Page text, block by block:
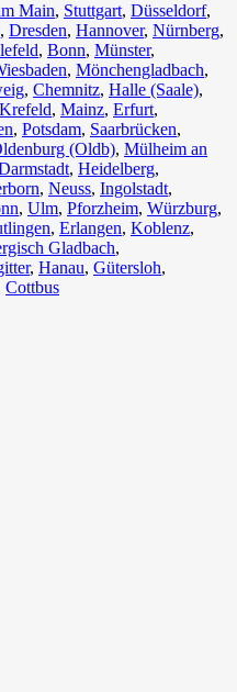
Main, Stuttgart, Düsseldorf,
, Dresden, Hannover, Nürnberg,
, Bonn⁠, Münster⁠,
, Mönchengladbach⁠,
, Chemnitz⁠, Halle (Saale)⁠,
Krefeld⁠, Mainz⁠, Erfurt,
, Potsdam, Saarbrücken⁠,
(Oldb), Mülheim an
, Heidelberg,
, Neuss, Ingolstadt,
, Ulm⁠, Pforzheim, Würzburg,
, Erlangen⁠, Koblenz,
Gladbach,
, Hanau, Gütersloh,
Cottbus⁠